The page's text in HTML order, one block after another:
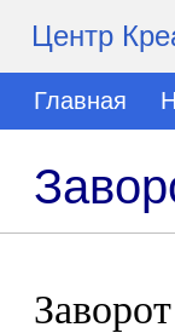
Центр
Главная